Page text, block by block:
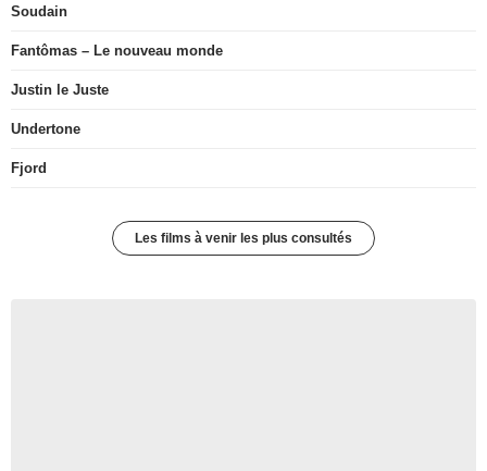
Soudain
Fantômas – Le nouveau monde
Justin le Juste
Undertone
Fjord
Les films à venir les plus consultés